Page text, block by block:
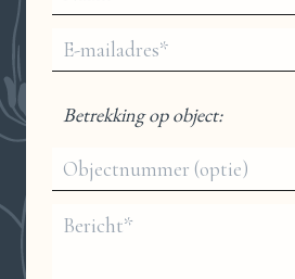
Betrekking op object: